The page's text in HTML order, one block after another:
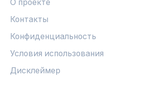
О проекте
Контакты
Конфиденциальность
Условия использования
Дисклеймер